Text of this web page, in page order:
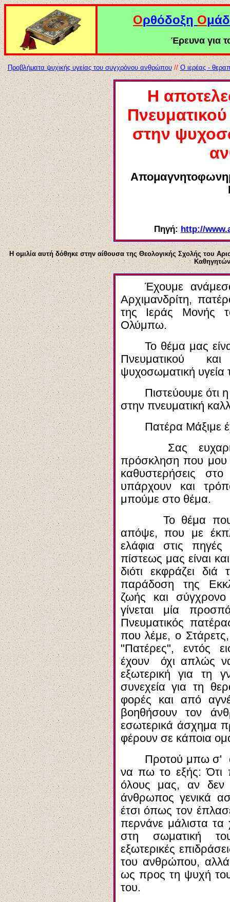
Ορθόδοξη Ο
Έρευνα για
Προβλήματα ψυχικής υγείας του συγχρόνου ανθρώπου//Ο ιερέας -
Η
στην
Πηγή: http://
Η ομιλίααυτήδόθηκε στην αίθουσα της Θεολογικής Σχολής του
Έχουμε
Αρχιμανδρίτη,
της Ιεράς Μονής
Ολύμπω.
Το θέμα μας
Πνευματικού
ψυχοσωματική
Πιστεύουμε ότι
στην πνευματική
Πατέρα Μάξιμε
Σας
πρόσκληση που μου
καθυστερήσεις
υπάρχουν και
μπούμε στο θέμα.
Το θέμα που
απόψε, που με
ελάφια στις
πίστεως μας είναι
διότι εκφράζει διά
παράδοση της
ζωής και
γίνεται μία
Πνευματικός
που λέμε, ο Στάρετς
"Πατέρες", εντός
έχουν όχι απλώς
εξωτερική για τη
συνεχεία για τη
φορές και από
βοηθήσουν τον
εσωτερικά άσχημα
φέρουν σε κάποια
Προτού μπω σ'
να πω το εξής: Ότι
όλους μας, αν δεν
άνθρωπος γενικά
έτσι όπως τον
περνάνε μάλιστα τα
στη σωματική
εξωτερικές
του ανθρώπου, αλλά
ως προς τη ψυχή
του.